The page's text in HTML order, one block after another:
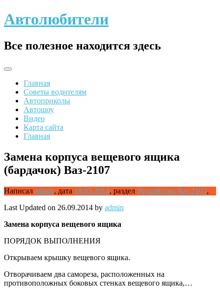
Skip
to
Автолюбители
Все полезное находится здесь
Главная
Советы водителям
Автоприколы
Автошоу
Видео
Карта сайта
Главная
Замена корпуса вещевого ящика
(бардачок) Ваз-2107
Написал admin, дата 19.05.2014, раздел Устройство Ваз 2107,
Last Updated on 26.09.2014 by admin
Замена корпуса вещевого ящика
ПОРЯДОК ВЫПОЛНЕНИЯ
Открываем крышку вещевого ящика.
Отворачиваем два самореза, расположенных на
противоположных боковых стенках вещевого ящика,…